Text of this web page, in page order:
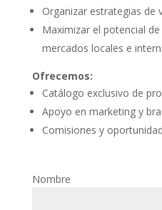
Organizar estrategias de
Maximizar el potencial
mercados locales e
Ofrecemos:
Catálogo exclusivo de
Apoyo en marketing y
Comisiones y
Nombre